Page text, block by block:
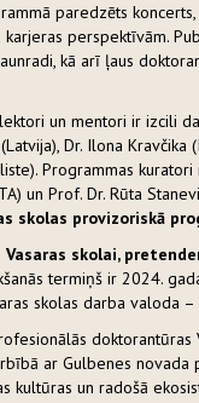
paredzēts
karjeras perspektīvām.
kā arī ļaus
un mentori ir izcili
Dr. Ilona
Programmas kuratori
un Prof. Dr. Rūta
skolas provizoriskā
skolai,
termiņš ir 2024.
skolas darba valoda
doktorantūras
ar Gulbenes
kultūras un radošā